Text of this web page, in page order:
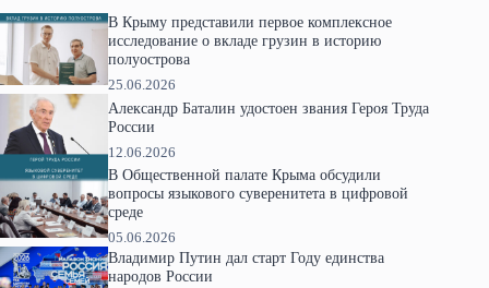
В Крыму представили первое комплексное
исследование о вкладе грузин в историю
полуострова
25.06.2026
Александр Баталин удостоен звания Героя Труда
России
12.06.2026
В Общественной палате Крыма обсудили
вопросы языкового суверенитета в цифровой
среде
05.06.2026
Владимир Путин дал старт Году единства
народов России